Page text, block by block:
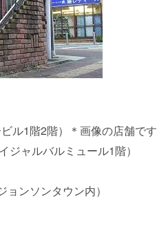
ル1階2階）＊画像の店舗です
ャルバルミュール1階）
ンソンタウン内）